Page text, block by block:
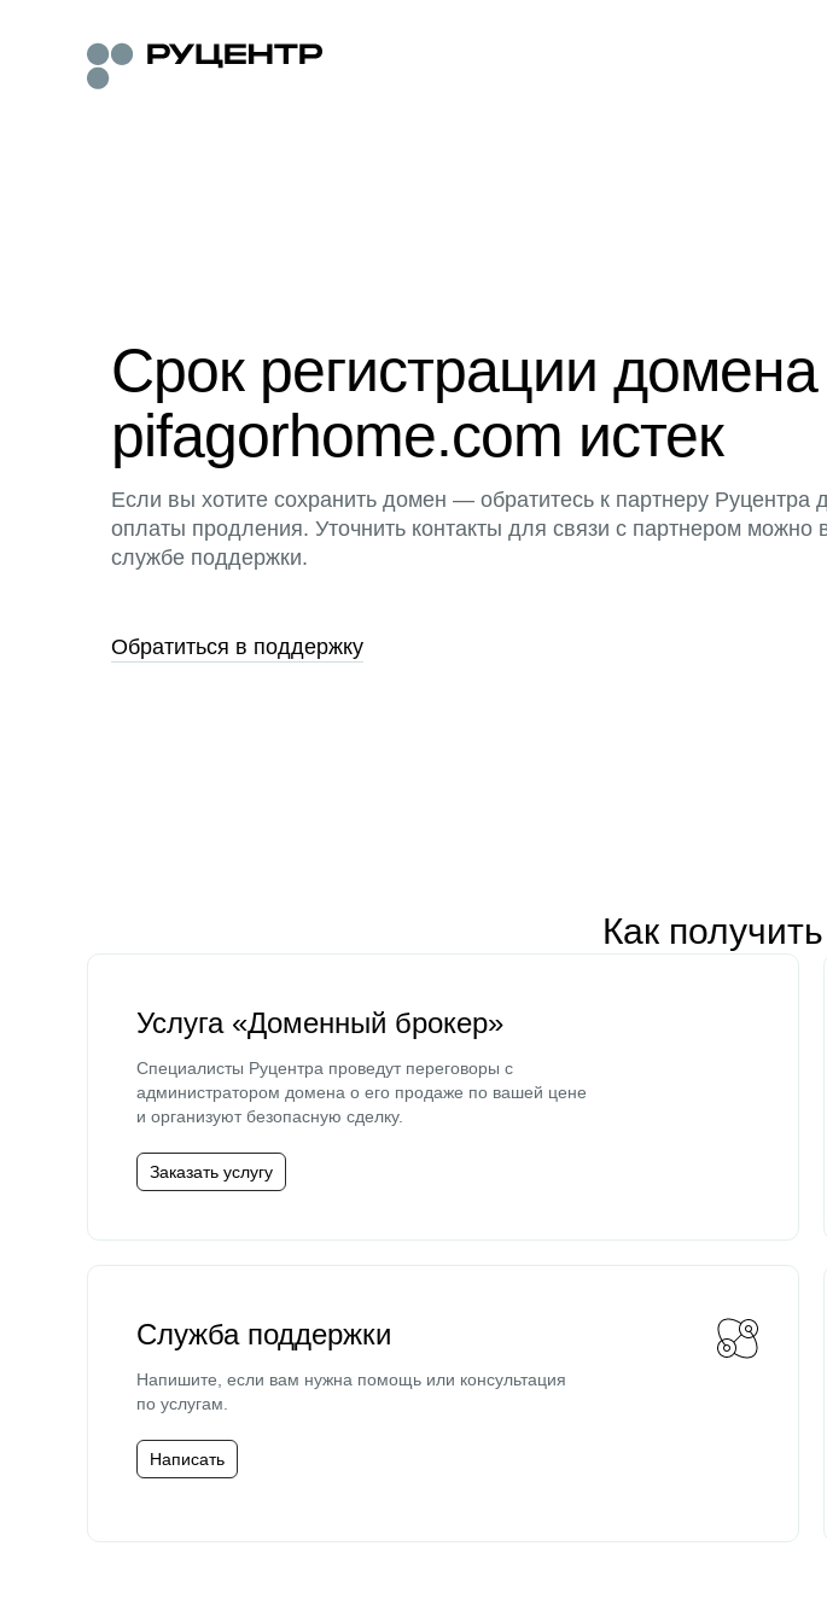
Срок регистрации домена
pifagorhome.com истек
Если вы хотите сохранить домен — обратитесь к партнеру Руцентра
оплаты продления. Уточнить контакты для связи с партнером можно
службе поддержки.
Обратиться в поддержку
Как
Услуга «Доменный брокер»
Специалисты Руцентра проведут переговоры с
администратором домена о его продаже по вашей цене
и организуют безопасную сделку.
Заказать услугу
Служба поддержки
Напишите, если вам нужна помощь или консультация
по услугам.
Написать